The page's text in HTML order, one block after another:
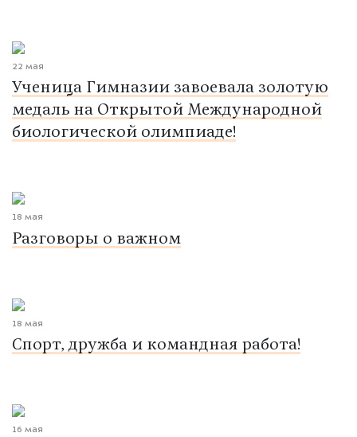
22 мая
Ученица Гимназии завоевала золотую
медаль на Открытой Международной
биологической олимпиаде!
18 мая
Разговоры о важном
18 мая
Спорт, дружба и командная работа!
16 мая